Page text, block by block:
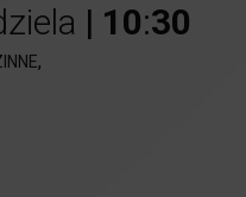
| 10:30
,